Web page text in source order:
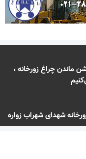
ماندن چراغ زورخانه ،
شهدای شهراب زواره